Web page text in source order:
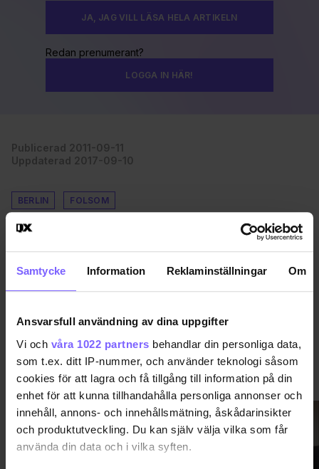
Samtycke Information Reklaminställningar Om
Ansvarsfull användning av dina uppgifter
Vi och våra 1022 partners behandlar din personliga data,
som t.ex. ditt IP-nummer, och använder teknologi såsom
cookies för att lagra och få tillgång till information på din
enhet för att kunna tillhandahålla personliga annonser och
innehåll, annons- och innehållsmätning, åskådarinsikter
och produktutveckling. Du kan själv välja vilka som får
använda din data och i vilka syften.
JA, JAG VILL LÄSA HELA ARTIKELN
Redan prenumerant?
LOGGA IN HÄR!
Publicerad 2011-09-11
Uppdaterad 2017-09-10
BERLIN FOLSOM
VIMMEL VISA MER VIMMEL